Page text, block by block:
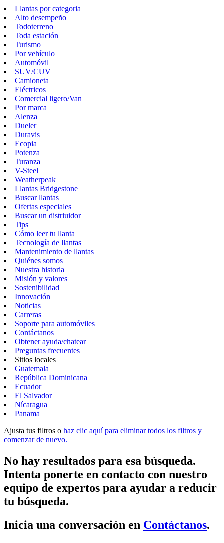
Llantas por categoria
Alto desempeño
Todoterreno
Toda estación
Turismo
Por vehículo
Automóvil
SUV/CUV
Camioneta
Eléctricos
Comercial ligero/Van
Por marca
Alenza
Dueler
Duravis
Ecopia
Potenza
Turanza
V-Steel
Weatherpeak
Llantas Bridgestone
Buscar llantas
Ofertas especiales
Buscar un distriuidor
Tips
Cómo leer tu llanta
Tecnología de llantas
Mantenimiento de llantas
Quiénes somos
Nuestra historia
Misión y valores
Sostenibilidad
Innovación
Noticias
Carreras
Soporte para automóviles
Contáctanos
Obtener ayuda/chatear
Preguntas frecuentes
Sitios locales
Guatemala
República Dominicana
Ecuador
El Salvador
Nícaragua
Panama
Ajusta tus filtros o haz clic aquí para eliminar todos los filtros y
comenzar de nuevo.
No hay resultados para esa búsqueda.
Intenta ponerte en contacto con nuestro
equipo de expertos para ayudar a reducir
tu búsqueda.
Inicia una conversación en Contáctanos.